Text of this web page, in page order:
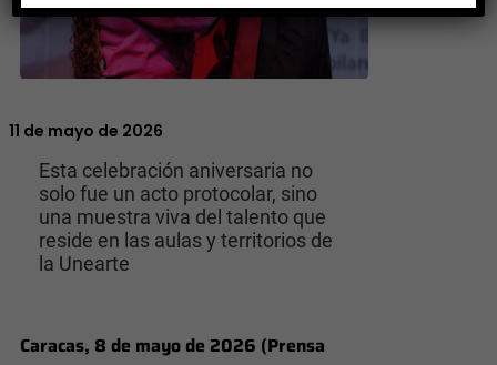
11 de mayo de 2026
Esta celebración aniversaria no
solo fue un acto protocolar, sino
una muestra viva del talento que
reside en las aulas y territorios de
la Unearte
Caracas, 8 de mayo de 2026 (Prensa